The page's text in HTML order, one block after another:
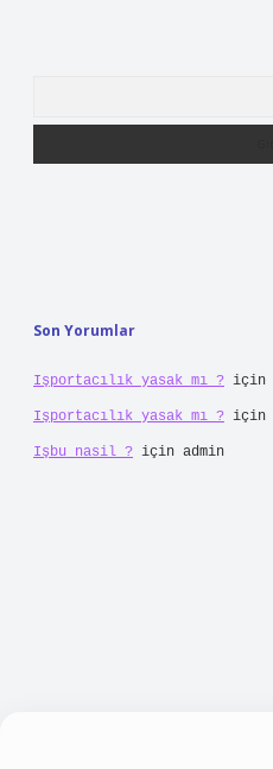
Son Yorumlar
Işportacılık yasak mı ? için
Işportacılık yasak mı ? için
Işbu nasil ? için admin